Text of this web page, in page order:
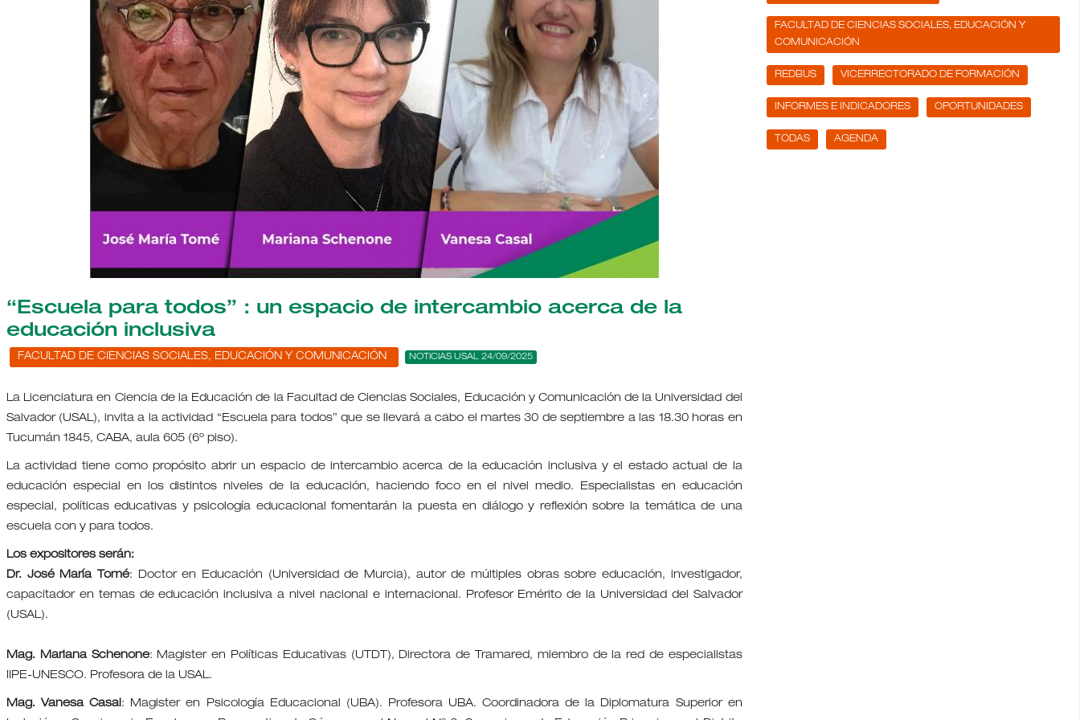
“Escuela para todos” : un espacio de intercambio acerca de la
educación inclusiva
FACULTAD DE CIENCIAS SOCIALES, EDUCACIÓN Y COMUNICACIÓN NOTICIAS USAL 24/09/2025
La Licenciatura en Ciencia de la Educación de la Facultad de Ciencias Sociales, Educación y Comunicación de la Universidad del
Salvador (USAL), invita a la actividad “Escuela para todos” que se llevará a cabo el martes 30 de septiembre a las 18.30 horas en
Tucumán 1845, CABA, aula 605 (6º piso).
La actividad tiene como propósito abrir un espacio de intercambio acerca de la educación inclusiva y el estado actual de la
educación especial en los distintos niveles de la educación, haciendo foco en el nivel medio. Especialistas en educación
especial, políticas educativas y psicología educacional fomentarán la puesta en diálogo y reflexión sobre la temática de una
escuela con y para todos.
Los expositores serán:
Dr. José María Tomé: Doctor en Educación (Universidad de Murcia), autor de múltiples obras sobre educación, investigador,
capacitador en temas de educación inclusiva a nivel nacional e internacional. Profesor Emérito de la Universidad del Salvador
(USAL).
Mag. Mariana Schenone: Magister en Políticas Educativas (UTDT), Directora de Tramared, miembro de la red de especialistas
IIPE-UNESCO. Profesora de la USAL.
Mag. Vanesa Casal: Magister en Psicología Educacional (UBA). Profesora UBA. Coordinadora de la Diplomatura Superior en
FACULTAD DE CIENCIAS SOCIALES, EDUCACIÓN Y
COMUNICACIÓN
REDBUS VICERRECTORADO DE FORMACIÓN
INFORMES E INDICADORES OPORTUNIDADES
TODAS AGENDA